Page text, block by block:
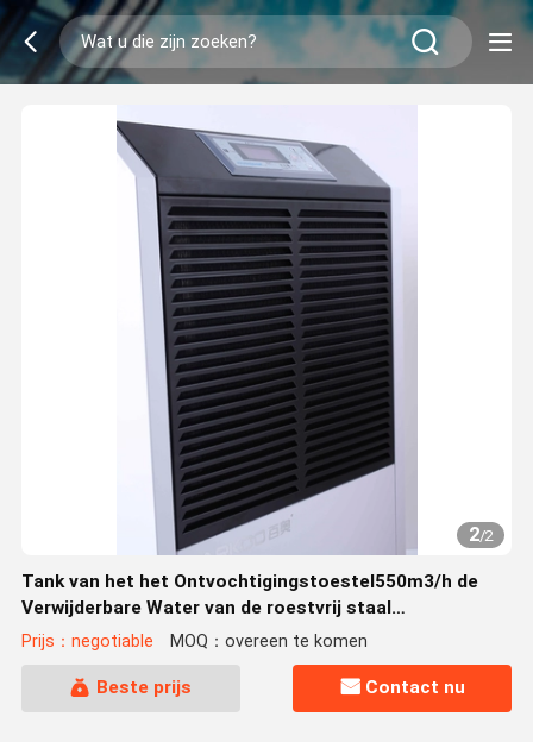
2/2
Tank van het het Ontvochtigingstoestel550m3/h de
Verwijderbare Water van de roestvrij staal
Commerciële Rang
Prijs：negotiable MOQ：overeen te komen
Beste prijs Contact nu